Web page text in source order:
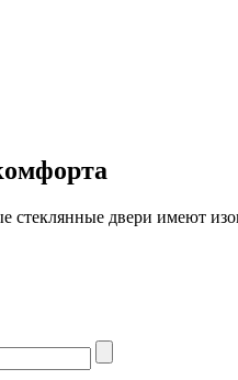
стеклянные двери имеют